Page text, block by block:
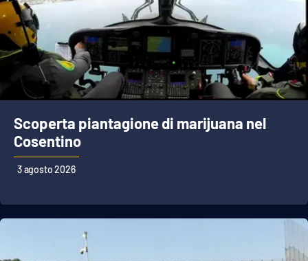
Scoperta piantagione di marijuana nel
Cosentino
3 agosto 2026